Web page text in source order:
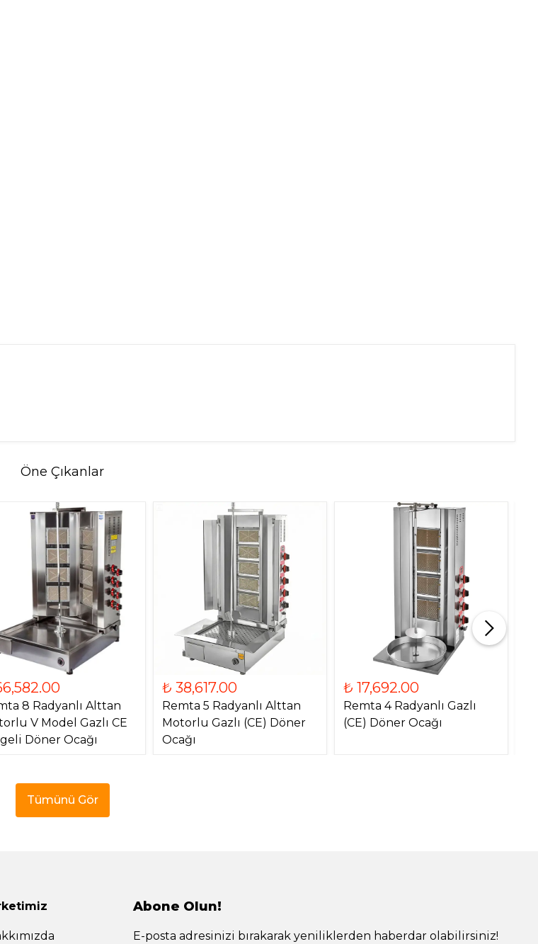
Öne Çıkanlar
8 Radyanlı Alttan
V Model Gazlı CE
Döner Ocağı
₺ 38,617.00
Remta 5 Radyanlı Alttan
Motorlu Gazlı (CE) Döner
Ocağı
₺ 17,692.00
Remta 4 Radyanlı Gazlı
(CE) Döner Ocağı
Tümünü Gör
Abone Olun!
E-posta adresinizi bırakarak yeniliklerden haberdar olabilirsiniz!